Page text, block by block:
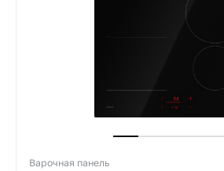
Варочная панель